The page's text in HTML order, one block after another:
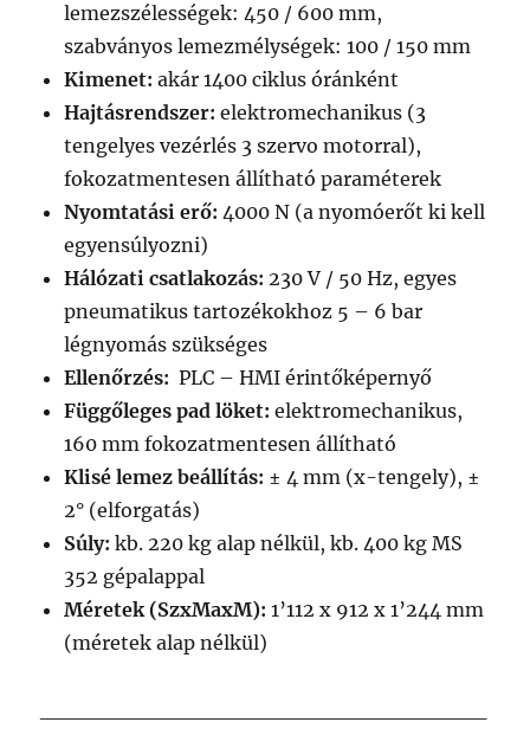
lemezszélességek: 450 / 600 mm,
szabványos lemezmélységek: 100 / 150 mm
Kimenet:akár 1400 ciklus óránként
Hajtásrendszer:elektromechanikus (3
tengelyes vezérlés 3 szervo motorral),
fokozatmentesen állítható paraméterek
Nyomtatási erő:4000 N (a nyomóerőt ki kell
egyensúlyozni)
Hálózati csatlakozás:230 V / 50 Hz, egyes
pneumatikus tartozékokhoz 5 – 6 bar
légnyomás szükséges
Ellenőrzés:PLC – HMI érintőképernyő
Függőleges pad löket:elektromechanikus,
160 mm fokozatmentesen állítható
Klisé lemez beállítás: ± 4 mm (x-tengely), ±
2° (elforgatás)
Súly:kb. 220 kg alap nélkül, kb. 400 kg MS
352 gépalappal
Méretek (SzxMaxM):1’112 x 912 x 1’244 mm
(méretek alap nélkül)